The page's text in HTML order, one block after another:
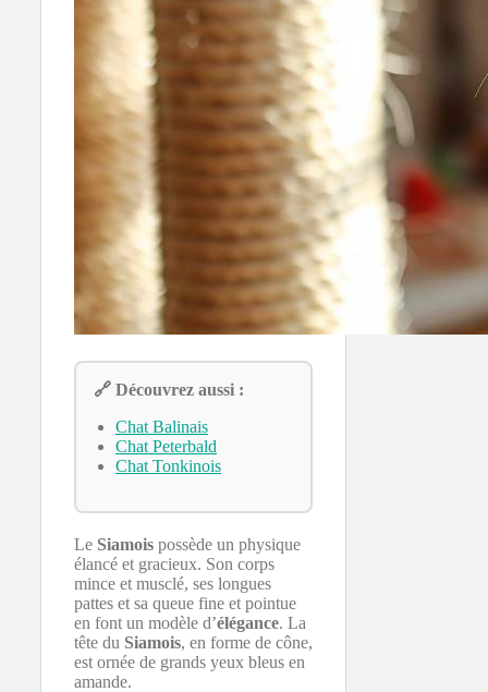
🔗 Découvrez aussi :
Chat Balinais
Chat Peterbald
Chat Tonkinois
Le Siamois possède un physique
élancé et gracieux. Son corps
mince et musclé, ses longues
pattes et sa queue fine et pointue
en font un modèle d’élégance. La
tête du Siamois, en forme de cône,
est ornée de grands yeux bleus en
amande.